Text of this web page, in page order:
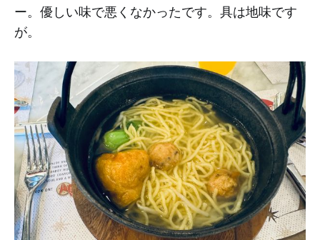
ー。優しい味で悪くなかったです。具は地味です
が。